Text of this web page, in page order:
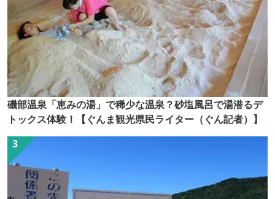
磯部温泉「恵みの湯」で稀少な温泉？砂塩風呂で湯潜るデ
トックス体験！【ぐんま観光県民ライター（ぐん記者）】